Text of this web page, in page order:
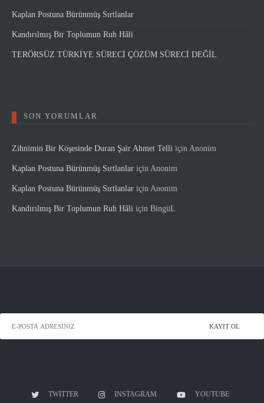
Kaplan Postuna Bürünmüş Sırtlanlar
Kandırılmış Bir Toplumun Ruh Hâli
TERÖRSÜZ TÜRKİYE SÜRECİ ÇÖZÜM SÜRECİ DEĞİL
SON YORUMLAR
Zihnimin Bir Köşesinde Duran Şair Ahmet Telli içinAnonim
Kaplan Postuna Bürünmüş Sırtlanlar içinAnonim
Kaplan Postuna Bürünmüş Sırtlanlar içinAnonim
Kandırılmış Bir Toplumun Ruh Hâli için BingüL
TWITTER INSTAGRAM YOUTUBE